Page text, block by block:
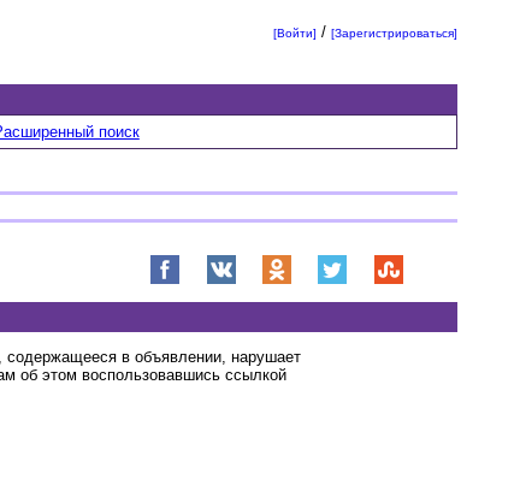
[Войти] /[Зарегистрироваться]
поиск
содержащееся в объявлении, нарушает
об этом воспользовавшись ссылкой